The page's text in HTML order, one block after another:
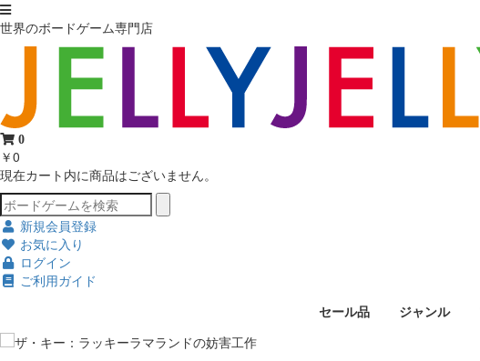
世界のボードゲーム専門店
0
￥0
現在カート内に商品はございません。
新規会員登録
お気に入り
ログイン
ご利用ガイド
セール品
ジャンル